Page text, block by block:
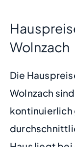
Wolnzach
Die
Wolnzach